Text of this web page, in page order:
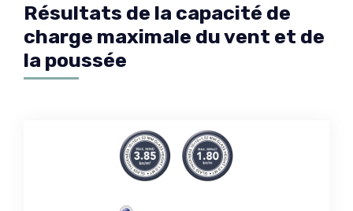
Résultats de la capacité de
charge maximale du vent et de
la poussée